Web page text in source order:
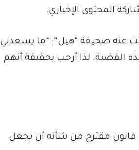
المحتوى الإخباري.
عنه صحيفة “هيل”: “ما يسعدني
القضية. لذا أرحب بحقيقة أنهم
قانون مقترح من شأنه أن يجعل